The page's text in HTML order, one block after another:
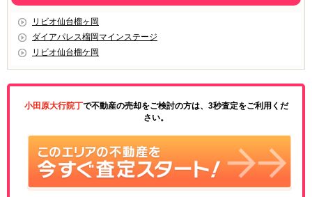
リビオ仙台榴ヶ岡
ダイアパレス榴岡マインステージ
リビオ仙台榴ケ岡
小田原大行院丁で不動産の売却をご検討の方は、3秒査定をご利用くだ
さい。